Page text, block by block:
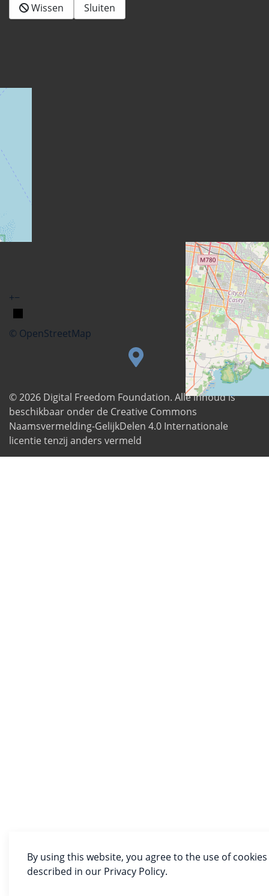
By using this website, you agree to the use of cookies
described in our Privacy Policy.
+−
© OpenStreetMap
Wissen
Sluiten
© 2026 Digital Freedom Foundation. Alle inhoud is
beschikbaar onder de Creative Commons
Naamsvermelding-GelijkDelen 4.0 Internationale
licentie tenzij anders vermeld